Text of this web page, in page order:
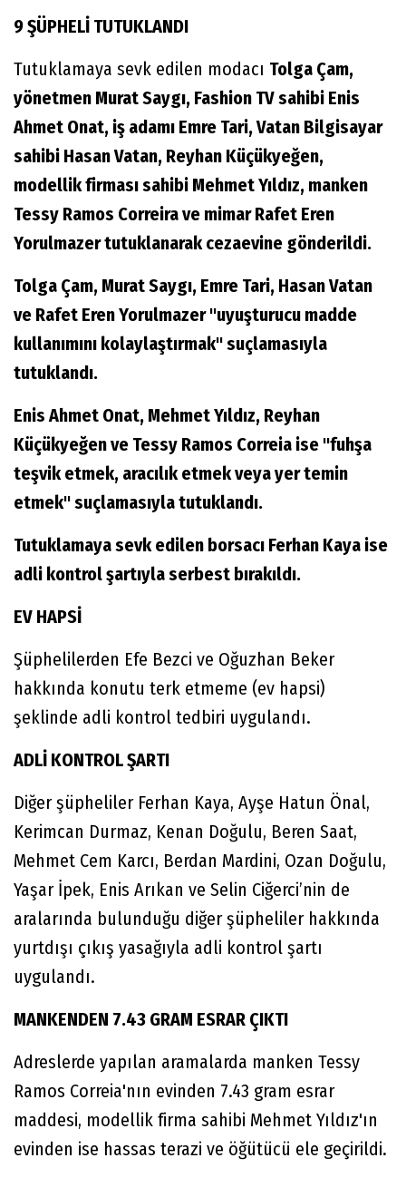
9 ŞÜPHELİ TUTUKLANDI
Tutuklamaya sevk edilen modacı Tolga Çam,
yönetmen Murat Saygı, Fashion TV sahibi Enis
Ahmet Onat, iş adamı Emre Tari, Vatan Bilgisayar
sahibi Hasan Vatan, Reyhan Küçükyeğen,
modellik firması sahibi Mehmet Yıldız, manken
Tessy Ramos Correira ve mimar Rafet Eren
Yorulmazer tutuklanarak cezaevine gönderildi.
Tolga Çam, Murat Saygı, Emre Tari, Hasan Vatan
ve Rafet Eren Yorulmazer "uyuşturucu madde
kullanımını kolaylaştırmak" suçlamasıyla
tutuklandı.
Enis Ahmet Onat, Mehmet Yıldız, Reyhan
Küçükyeğen ve Tessy Ramos Correia ise "fuhşa
teşvik etmek, aracılık etmek veya yer temin
etmek" suçlamasıyla tutuklandı.
Tutuklamaya sevk edilen borsacı Ferhan Kaya ise
adli kontrol şartıyla serbest bırakıldı.
EV HAPSİ
Şüphelilerden Efe Bezci ve Oğuzhan Beker
hakkında konutu terk etmeme (ev hapsi)
şeklinde adli kontrol tedbiri uygulandı.
ADLİ KONTROL ŞARTI
Diğer şüpheliler Ferhan Kaya, Ayşe Hatun Önal,
Kerimcan Durmaz, Kenan Doğulu, Beren Saat,
Mehmet Cem Karcı, Berdan Mardini, Ozan Doğulu,
Yaşar İpek, Enis Arıkan ve Selin Ciğerci’nin de
aralarında bulunduğu diğer şüpheliler hakkında
yurtdışı çıkış yasağıyla adli kontrol şartı
uygulandı.
MANKENDEN 7.43 GRAM ESRAR ÇIKTI
Adreslerde yapılan aramalarda manken Tessy
Ramos Correia'nın evinden 7.43 gram esrar
maddesi, modellik firma sahibi Mehmet Yıldız'ın
evinden ise hassas terazi ve öğütücü ele geçirildi.